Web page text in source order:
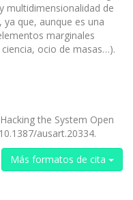
multidimensionalidad de
que, aunque es una
marginales
ocio de masas…).
the System Open
ausart.20334.
Más formatos de cita